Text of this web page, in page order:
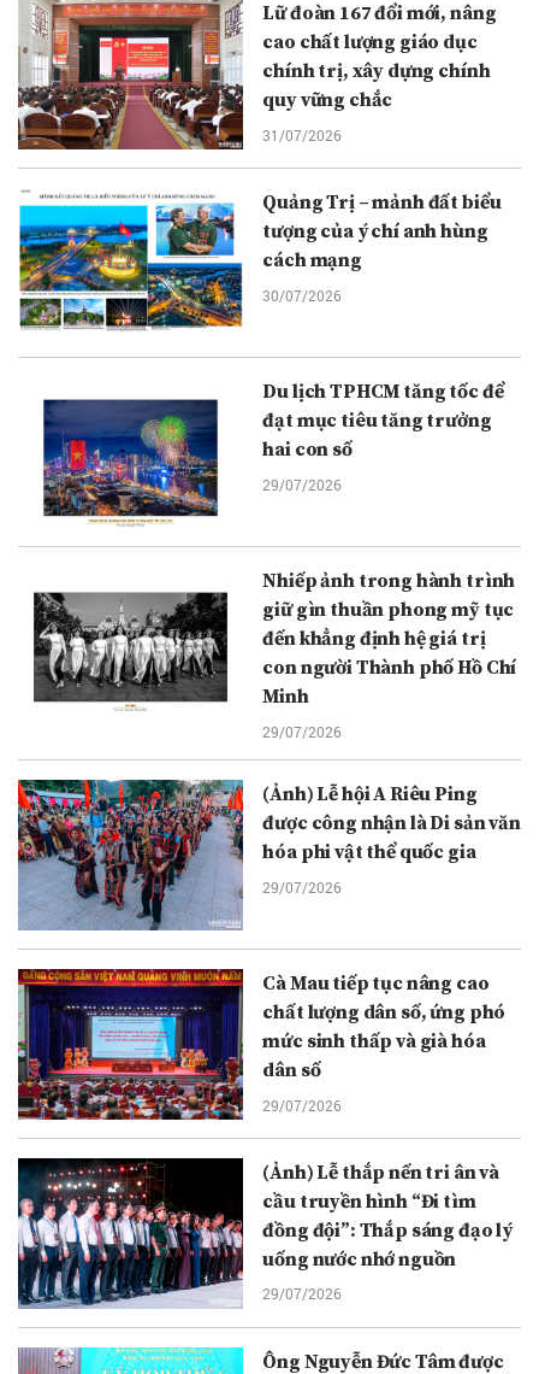
Lữ đoàn 167 đổi mới, nâng
cao chất lượng giáo dục
chính trị, xây dựng chính
quy vững chắc
31/07/2026
Quảng Trị – mảnh đất biểu
tượng của ý chí anh hùng
cách mạng
30/07/2026
Du lịch TPHCM tăng tốc để
đạt mục tiêu tăng trưởng
hai con số
29/07/2026
Nhiếp ảnh trong hành trình
giữ gìn thuần phong mỹ tục
đến khẳng định hệ giá trị
con người Thành phố Hồ Chí
Minh
29/07/2026
(Ảnh) Lễ hội A Riêu Ping
được công nhận là Di sản văn
hóa phi vật thể quốc gia
29/07/2026
Cà Mau tiếp tục nâng cao
chất lượng dân số, ứng phó
mức sinh thấp và già hóa
dân số
29/07/2026
(Ảnh) Lễ thắp nến tri ân và
cầu truyền hình “Đi tìm
đồng đội”: Thắp sáng đạo lý
uống nước nhớ nguồn
29/07/2026
Ông Nguyễn Đức Tâm được